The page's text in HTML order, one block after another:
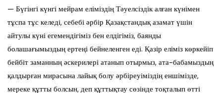
— Бүгінгі күнгі мейрам еліміздің Тәуелсіздік алған күнімен
тұспа тұс келеді, себебі әрбір Қазақстандық азамат үшін
айтулы күні егемендігіміз бен елдігіміз, баянды
болашағымыздың ертеңі бейнеленген еді. Қазір еліміз көркейіп
бейбіт заманның әскерилері атанып отырмыз, ата-бабамыздың
қалдырған мирасына лайық болу әрбіреуіміздің еншімізде,
мереке құтты болсын, деп құттықтау сөзінде тоқталып өтті